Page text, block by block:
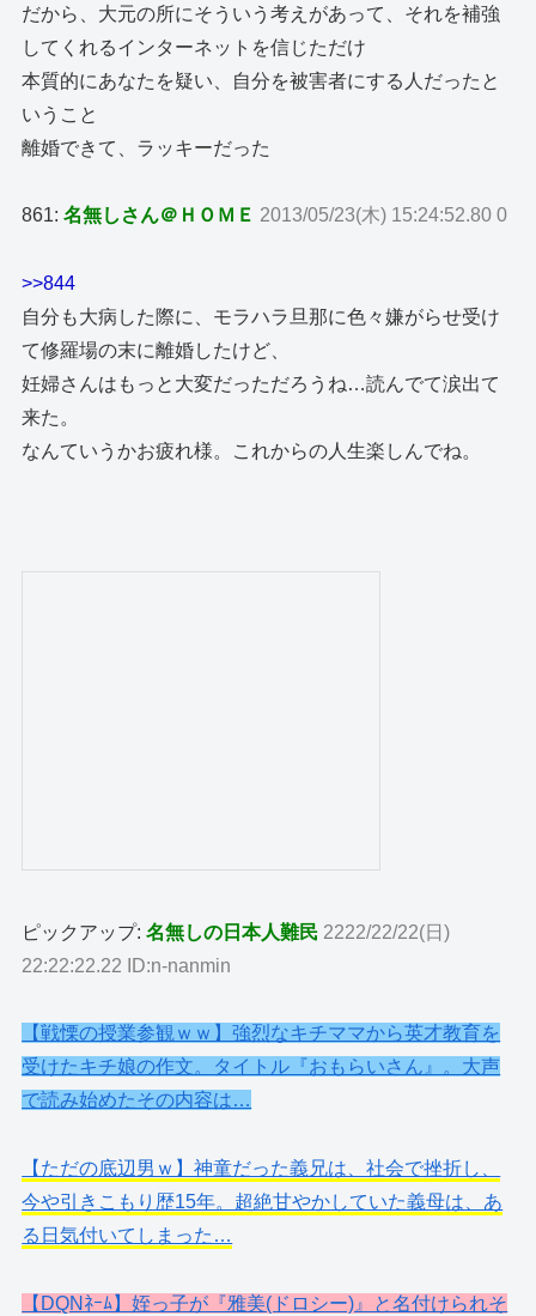
だから、大元の所にそういう考えがあって、それを補強
してくれるインターネットを信じただけ
本質的にあなたを疑い、自分を被害者にする人だったと
いうこと
離婚できて、ラッキーだった
861:名無しさん＠ＨＯＭＥ 2013/05/23(木) 15:24:52.80 0
>>844
自分も大病した際に、モラハラ旦那に色々嫌がらせ受け
て修羅場の末に離婚したけど、
妊婦さんはもっと大変だっただろうね…読んでて涙出て
来た。
なんていうかお疲れ様。これからの人生楽しんでね。
ピックアップ:名無しの日本人難民 2222/22/22(日)
22:22:22.22 ID:n-nanmin
【戦慄の授業参観ｗｗ】強烈なキチママから英才教育を
受けたキチ娘の作文。タイトル『おもらいさん』。大声
で読み始めたその内容は…
【ただの底辺男ｗ】神童だった義兄は、社会で挫折し、
今や引きこもり歴15年。超絶甘やかしていた義母は、あ
る日気付いてしまった…
【DQNﾈｰﾑ】姪っ子が『雅美(ドロシー)』と名付けられそ